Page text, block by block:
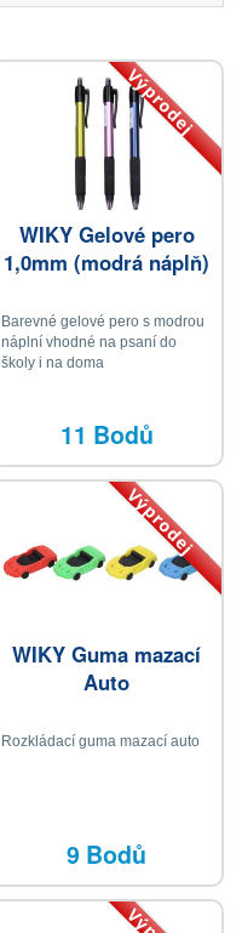
Výprodej
WIKY Gelové pero
1,0mm (modrá náplň)
Barevné gelové pero s modrou
náplní vhodné na psaní do
školy i na doma
11 Bodů
Výprodej
WIKY Guma mazací
Auto
Rozkládací guma mazací auto
9 Bodů